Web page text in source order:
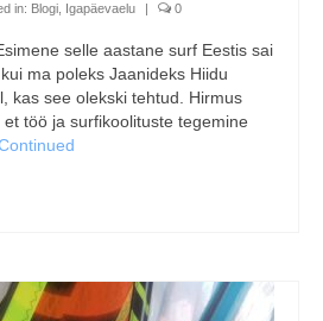
in: Blogi, Igapäevaelu 0
selle aastane surf Eestis sai
ma poleks Jaanideks Hiidu
kas see olekski tehtud. Hirmus
töö ja surfikoolituste tegemine